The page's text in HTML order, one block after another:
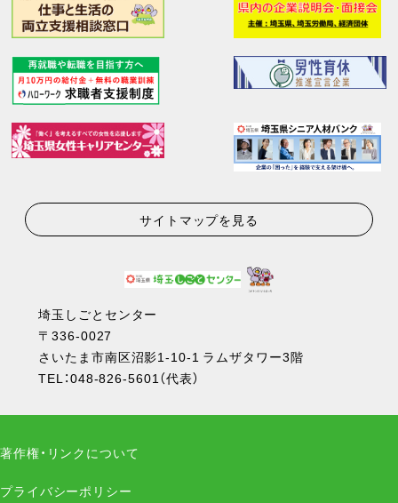
サイトマップを見る
埼玉しごとセンター
〒336-0027
さいたま市南区沼影1-10-1 ラムザタワー3階
TEL：048-826-5601（代表）
著作権・リンクについて
プライバシーポリシー